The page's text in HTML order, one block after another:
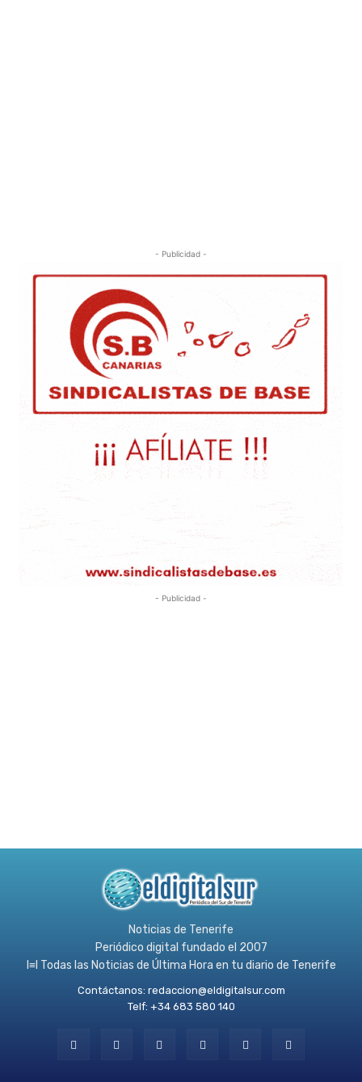
- Publicidad -
- Publicidad -
Noticias de Tenerife
Periódico digital fundado el 2007
l≡l Todas las Noticias de Última Hora en tu diario de Tenerife
Contáctanos: redaccion@eldigitalsur.com
Telf: +34 683 580 140